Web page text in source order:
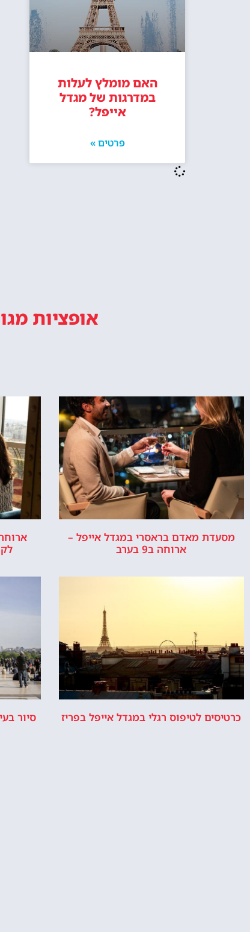
האם מומלץ לעלות
במדרגות של מגדל
אייפל?
פרטים »
אופציות
מסעדת מאדם בראסרי במגדל אייפל –
ארוחה ב9 בערב
לקומה 2
כרטיסים לטיפוס רגלי במגדל אייפל בפריז
סיור